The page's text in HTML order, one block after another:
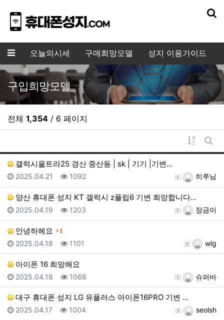
메뉴 오늘의시세 구매희망모델 성지 이용가이드
구입희망모델
전체 1,354 / 6 페이지
게시물
게
갤럭시울트라25 경산 중산동 | sk | 기기 |기변…
등록자 히루님
등록일
2025.04.21 조회
1092
양산 휴대폰 성지 KT 갤럭시 z플립6 기변 희망합니다…
등록자 장금이
등록일
2025.04.19 조회
1203
안녕하헤요 댓글
1
등록자 wlg
등록일
2025.04.18 조회
1101
아이폰 16 희망해요
등록자 슈퍼바
등록일
2025.04.18 조회
1068
대구 휴대폰 성지 LG 유플러스 아이폰16PRO 기변 …
등록자 seolsh
등록일
2025.04.17 조회
1004